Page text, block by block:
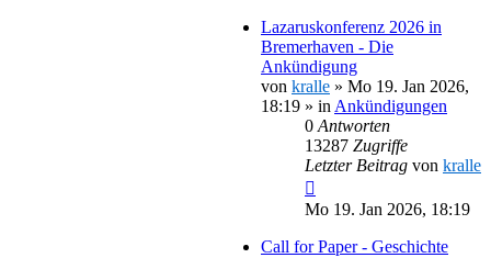
Lazaruskonferenz 2026 in
Bremerhaven - Die
Ankündigung
von kralle » Mo 19. Jan 2026,
18:19 » in Ankündigungen
0 Antworten
13287 Zugriffe
Letzter Beitrag von kralle
Mo 19. Jan 2026, 18:19
Call for Paper - Geschichte